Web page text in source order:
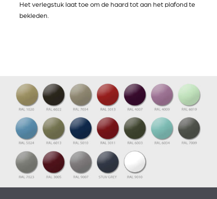
Het verlegstuk laat toe om de haard tot aan het plafond te
bekleden.